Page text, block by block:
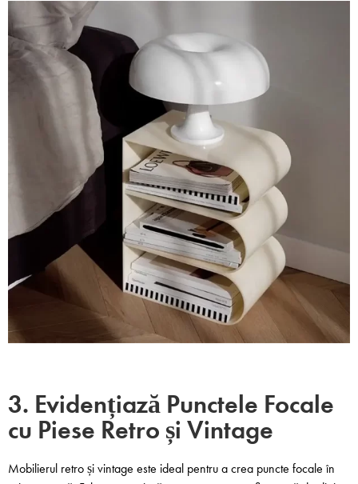
3. Evidențiază Punctele Focale
cu Piese Retro și Vintage
Mobilierul retro și vintage este ideal pentru a crea puncte focale în